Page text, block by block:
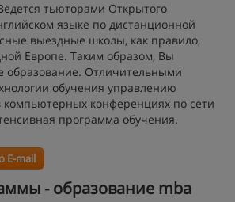
тьюторами Открытого
языке по дистанционной
выездные школы, как правило,
Европе. Таким образом, Вы
образование. Отличительными
обучения управлению
компьютерных конференциях по сети
программа обучения.
E-mail
- образование mba